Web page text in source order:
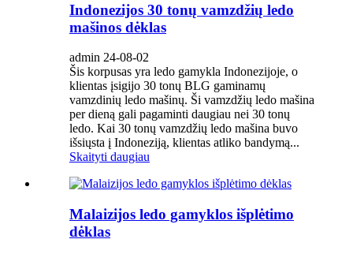
Indonezijos 30 tonų vamzdžių ledo
mašinos dėklas
admin 24-08-02
Šis korpusas yra ledo gamykla Indonezijoje, o
klientas įsigijo 30 tonų BLG gaminamų
vamzdinių ledo mašinų. Ši vamzdžių ledo mašina
per dieną gali pagaminti daugiau nei 30 tonų
ledo. Kai 30 tonų vamzdžių ledo mašina buvo
išsiųsta į Indoneziją, klientas atliko bandymą...
Skaityti daugiau
Malaizijos ledo gamyklos išplėtimo
dėklas